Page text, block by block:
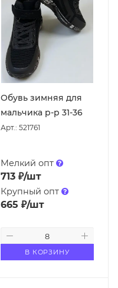
Обувь зимняя для
мальчика р-р 31-36
Арт.: 521761
Мелкий опт
713₽/шт
Крупный опт
665 ₽/шт
В КОРЗИНУ